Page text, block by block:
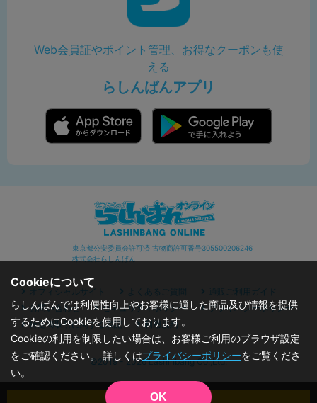
Web会員証やポイント管理、お得なクーポンも使
える
らしんばんアプリ
東京都公安委員会許可済 古物商許可番号305500206246
株式会社らしんばん
オフィシャルサイト よくあるご質問
通販ご利用ガイド
お問い合わせ
セキュリティポリシー
プライバシーポリシー
特定商取引に関する表記
利用規約
©2019 - 2026 Lashinbang Co.,Ltd.
Cookieについて
らしんばんでは利便性向上やお客様に適した商品及び情報を提供
するためにCookieを使用しております。
Cookieの利用を制限したい場合は、お客様ご利用のブラウザ設定
をご確認ください。 詳しくはプライバシーポリシーをご覧くださ
い。
OK